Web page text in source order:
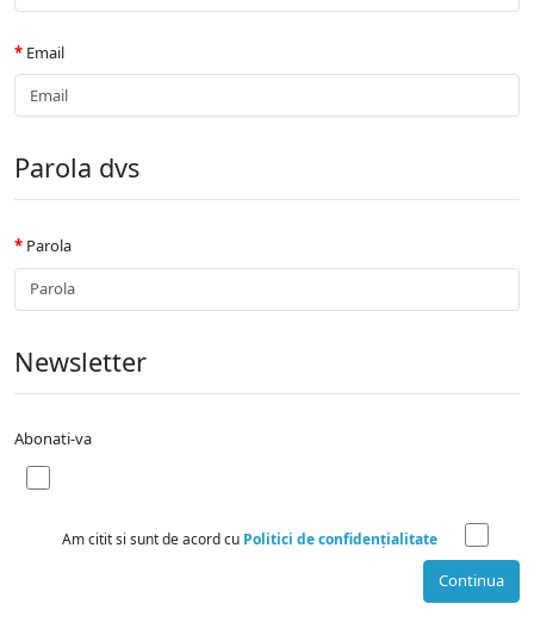
Email
Parola dvs
Parola
Newsletter
Abonati-va
Am citit si sunt de acord cu Politici de confidențialitate
Continua